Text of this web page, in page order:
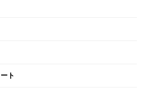
ト